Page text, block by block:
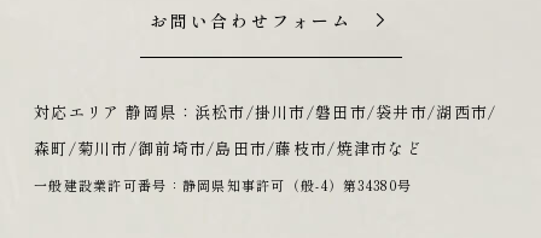
お問い合わせフォーム
対応エリア 静岡県：浜松市/掛川市/磐田市/袋井市/湖西市/
森町/菊川市/御前埼市/島田市/藤枝市/焼津市など
一般建設業許可番号：静岡県知事許可（般-4）第34380号